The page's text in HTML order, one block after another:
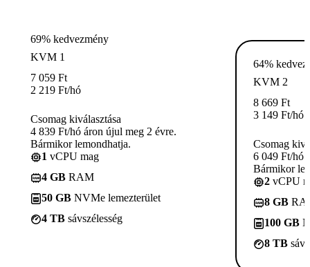
69% kedvezmény
KVM 1
7 059 Ft
2 219 Ft/hó
Csomag kiválasztása
4 839 Ft/hó áron újul meg 2 évre.
Bármikor lemondhatja.
1 vCPU mag
4 GB RAM
50 GB NVMe lemezterület
4 TB sávszélesség
64%
KVM 2
8 669 Ft
3 149 Ft/hó
Csomag
6 049 Ft/hó
Bármikor
2 vCPU
8 GB
100 GB
8 TB